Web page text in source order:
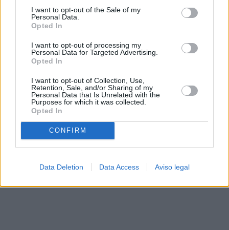
cualquier momento entrando de nuevo en este sitio web o
visitando nuestra política de privacidad.
I want to opt-out of the Sale of my
Personal Data.
Opted In
I want to opt-out of processing my
Personal Data for Targeted Advertising.
Opted In
I want to opt-out of Collection, Use,
Retention, Sale, and/or Sharing of my
Personal Data that Is Unrelated with the
Purposes for which it was collected.
Opted In
CONFIRM
Data Deletion Data Access Aviso legal